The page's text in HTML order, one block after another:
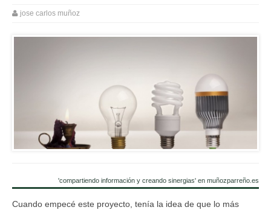
jose carlos muñoz
'compartiendo información y creando sinergias' en muñozparreño.es
Cuando empecé este proyecto, tenía la idea de que lo más